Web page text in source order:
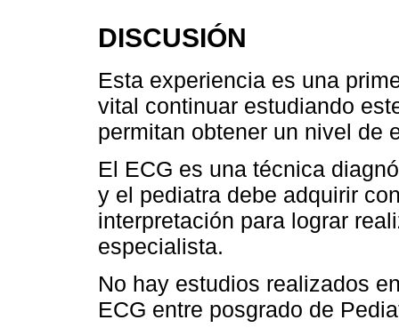
DISCUSIÓN
Esta experiencia es una
vital continuar estudiando
permitan obtener un nivel de
El ECG es una técnica
y el pediatra debe adquirir
interpretación para lograr
especialista.
No hay estudios realizados
ECG entre posgrado de